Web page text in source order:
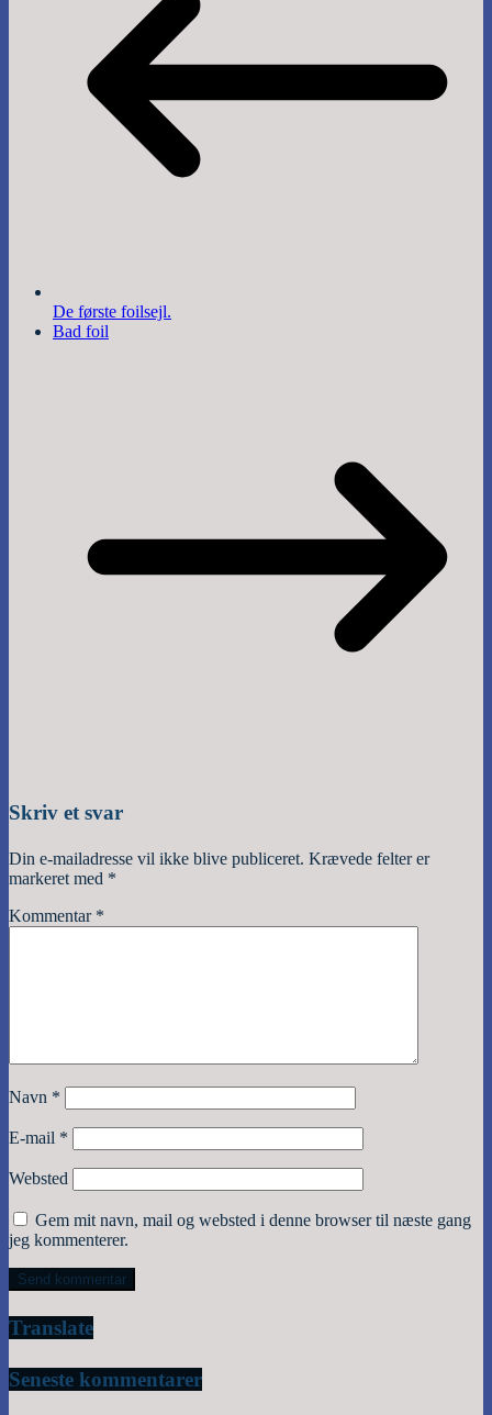
De første foilsejl.
Bad foil
Skriv et svar
Din e-mailadresse vil ikke blive publiceret. Krævede felter er
markeret med *
Kommentar *
Navn *
E-mail *
Websted
Gem mit navn, mail og websted i denne browser til næste gang
jeg kommenterer.
Translate
Seneste kommentarer